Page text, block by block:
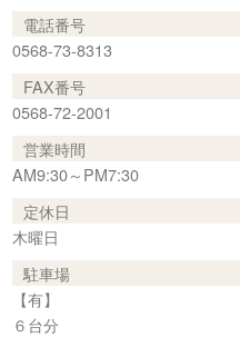
電話番号
0568-73-8313
FAX番号
0568-72-2001
営業時間
AM9:30～PM7:30
定休日
木曜日
駐車場
【有】
６台分